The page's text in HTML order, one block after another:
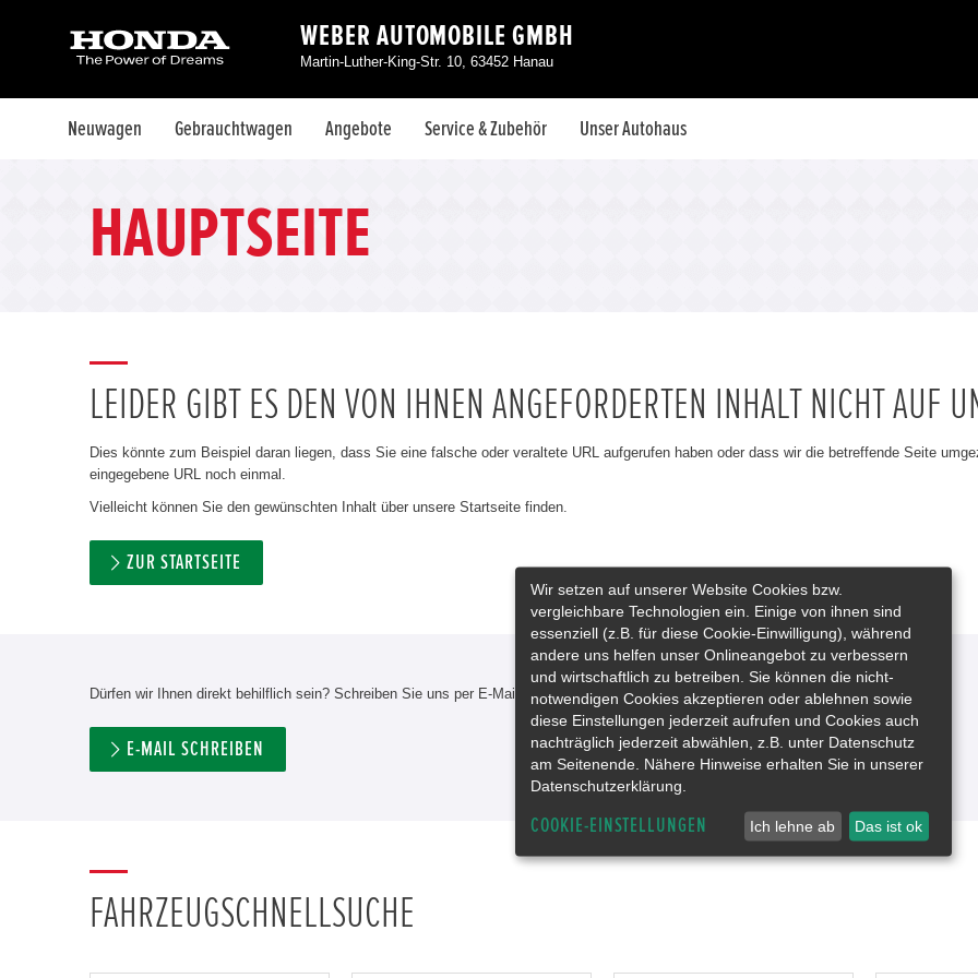
WEBER AUTOMOBILE GMBH
Martin-Luther-King-Str. 10, 63452 Hanau
Neuwagen Gebrauchtwagen Angebote Service & Zubehör Unser Autohaus
HAUPTSEITE
LEIDER GIBT ES DEN VON IHNEN ANGEFORDERTEN INHALT NICHT AUF
Dies könnte zum Beispiel daran liegen, dass Sie eine falsche oder veraltete URL aufgerufen haben oder dass wir die betreffende Seite
eingegebene URL noch einmal.
Vielleicht können Sie den gewünschten Inhalt über unsere Startseite finden.
ZUR STARTSEITE
Dürfen wir Ihnen direkt behilflich sein? Schreiben Sie uns per E-Mail oder rufen Sie uns an!
E-MAIL SCHREIBEN
FAHRZEUGSCHNELLSUCHE
Wir setzen auf unserer Website Cookies bzw.
vergleichbare Technologien ein. Einige von ihnen sind
essenziell (z.B. für diese Cookie-Einwilligung), während
andere uns helfen unser Onlineangebot zu verbessern
und wirtschaftlich zu betreiben. Sie können die nicht-
notwendigen Cookies akzeptieren oder ablehnen sowie
diese Einstellungen jederzeit aufrufen und Cookies auch
nachträglich jederzeit abwählen, z.B. unter Datenschutz
am Seitenende. Nähere Hinweise erhalten Sie in unserer
Datenschutzerklärung.
COOKIE-EINSTELLUNGEN Ich lehne ab Das ist ok